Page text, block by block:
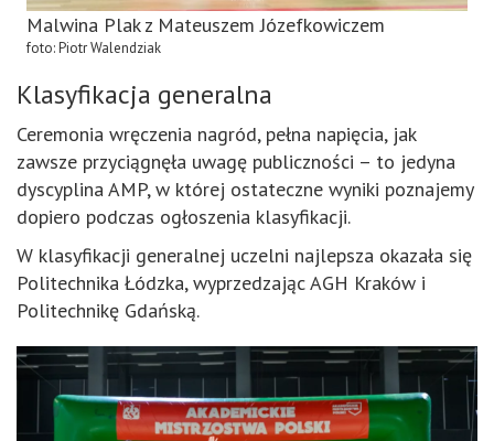
Malwina Plak z Mateuszem Józefkowiczem
foto: Piotr Walendziak
Klasyfikacja generalna
Ceremonia wręczenia nagród, pełna napięcia, jak
zawsze przyciągnęła uwagę publiczności – to jedyna
dyscyplina AMP, w której ostateczne wyniki poznajemy
dopiero podczas ogłoszenia klasyfikacji.
W klasyfikacji generalnej uczelni najlepsza okazała się
Politechnika Łódzka, wyprzedzając AGH Kraków i
Politechnikę Gdańską.